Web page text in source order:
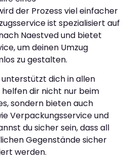
der Prozess viel einfacher
ist spezialisiert auf
Naestved und bietet
um deinen Umzug
zu gestalten.
dich in allen
helfen dir nicht nur beim
sondern bieten auch
Verpackungsservice und
du sicher sein, dass all
Gegenstände sicher
werden.